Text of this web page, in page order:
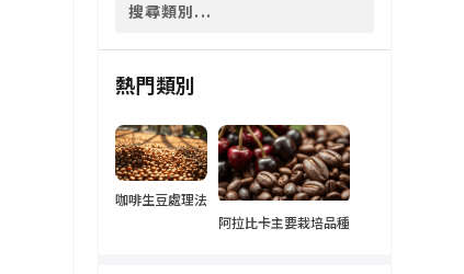
熱門類別
咖啡生豆處理法
阿拉比卡主要栽培品種